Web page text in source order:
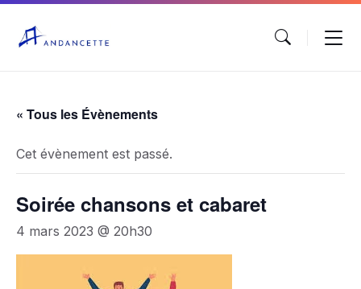
« Tous les Évènements
Cet évènement est passé.
Soirée chansons et cabaret
4 mars 2023 @ 20h30